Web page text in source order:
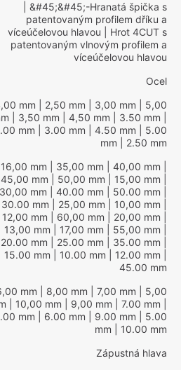
| &#45;&#45;-Hranatá špička s
patentovaným profilem dříku a
víceúčelovou hlavou | Hrot 4CUT s
patentovaným vlnovým profilem a
víceúčelovou hlavou
Ocel
mm | 2,50 mm | 3,00 mm | 5,00
| 3,50 mm | 4,50 mm | 3.50 mm
mm | 3.00 mm | 4.50 mm | 5.00
mm | 2.50 mm
| 16,00 mm | 35,00 mm | 40,00 mm
45,00 mm | 50,00 mm | 15,00 mm
30,00 mm | 40.00 mm | 50.00 mm
30.00 mm | 25,00 mm | 10,00 mm
12,00 mm | 60,00 mm | 20,00 mm
13,00 mm | 17,00 mm | 55,00 mm
20.00 mm | 25.00 mm | 35.00 mm
15.00 mm | 10.00 mm | 12.00 mm
45.00 mm
mm | 8,00 mm | 7,00 mm | 5,00
| 10,00 mm | 9,00 mm | 7.00 mm
mm | 6.00 mm | 9.00 mm | 5.00
mm | 10.00 mm
Zápustná hlava